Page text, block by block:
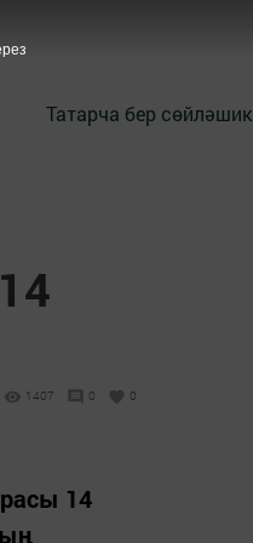
Татарча бер сөйләшик
1407 0 0
14